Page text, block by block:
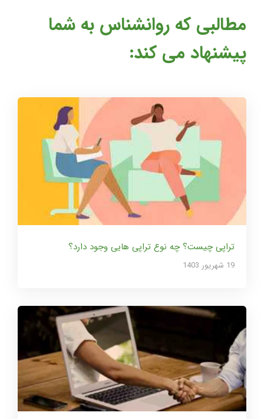
مطالبی که روانشناس به شما
پیشنهاد می کند:
تراپی چیست؟ چه نوع تراپی هایی وجود دارد؟
19 شهریور 1403